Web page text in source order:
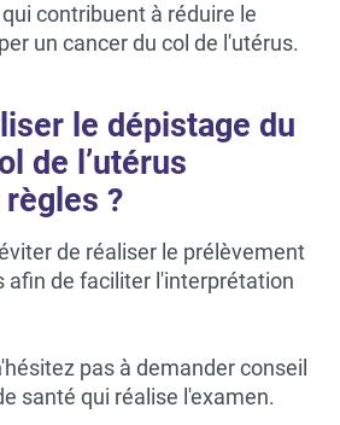
contribuent à réduire le
un cancer du col de l'utérus.
le dépistage du
de l’utérus
?
de réaliser le prélèvement
afin de faciliter l'interprétation
pas à demander conseil
santé qui réalise l'examen.